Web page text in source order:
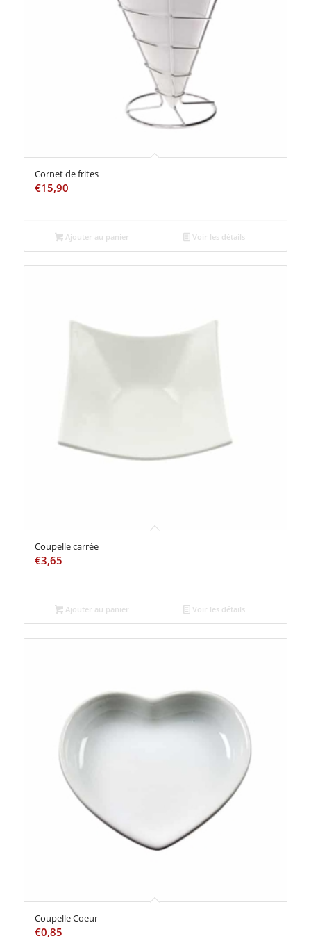
Cornet de frites
€15,90
Ajouter au panier Voir les détails
Coupelle carrée
€3,65
Ajouter au panier Voir les détails
Coupelle Coeur
€0,85